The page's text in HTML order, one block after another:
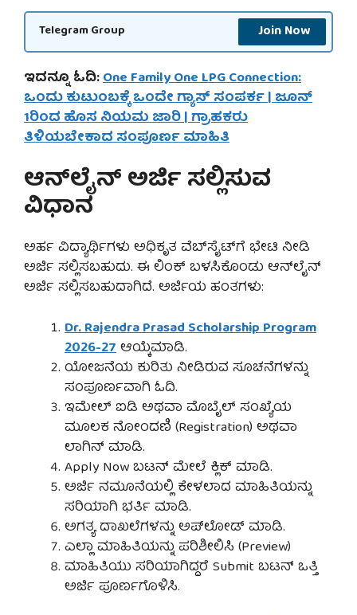
Telegram Group Join Now
ಇದನ್ನೂ ಓದಿ:One Family One LPG Connection:
ಒಂದು ಕುಟುಂಬಕ್ಕೆ ಒಂದೇ ಗ್ಯಾಸ್ ಸಂಪರ್ಕ | ಜೂನ್
1ರಿಂದ ಹೊಸ ನಿಯಮ ಜಾರಿ | ಗ್ರಾಹಕರು
ತಿಳಿಯಬೇಕಾದ ಸಂಪೂರ್ಣ ಮಾಹಿತಿ
ಆನ್‌ಲೈನ್ ಅರ್ಜಿ ಸಲ್ಲಿಸುವ
ವಿಧಾನ
ಅರ್ಹ ವಿದ್ಯಾರ್ಥಿಗಳು ಅಧಿಕೃತ ವೆಬ್‌ಸೈಟ್‌ಗೆ ಭೇಟಿ ನೀಡಿ
ಅರ್ಜಿ ಸಲ್ಲಿಸಬಹುದು. ಈ ಲಿಂಕ್ ಬಳಸಿಕೊಂಡು ಆನ್‌ಲೈನ್
ಅರ್ಜಿ ಸಲ್ಲಿಸಬಹುದಾಗಿದೆ. ಅರ್ಜಿಯ ಹಂತಗಳು:
Dr. Rajendra Prasad Scholarship Program
2026-27ಆಯ್ಕೆಮಾಡಿ.
ಯೋಜನೆಯ ಕುರಿತು ನೀಡಿರುವ ಸೂಚನೆಗಳನ್ನು
ಸಂಪೂರ್ಣವಾಗಿ ಓದಿ.
ಇಮೇಲ್ ಐಡಿ ಅಥವಾ ಮೊಬೈಲ್ ಸಂಖ್ಯೆಯ
ಮೂಲಕ ನೋಂದಣಿ (Registration) ಅಥವಾ
ಲಾಗಿನ್ ಮಾಡಿ.
Apply Now ಬಟನ್ ಮೇಲೆ ಕ್ಲಿಕ್ ಮಾಡಿ.
ಅರ್ಜಿ ನಮೂನೆಯಲ್ಲಿ ಕೇಳಲಾದ ಮಾಹಿತಿಯನ್ನು
ಸರಿಯಾಗಿ ಭರ್ತಿ ಮಾಡಿ.
ಅಗತ್ಯ ದಾಖಲೆಗಳನ್ನು ಅಪ್‌ಲೋಡ್ ಮಾಡಿ.
ಎಲ್ಲಾ ಮಾಹಿತಿಯನ್ನು ಪರಿಶೀಲಿಸಿ (Preview)
ಮಾಹಿತಿಯು ಸರಿಯಾಗಿದ್ದರೆ Submit ಬಟನ್ ಒತ್ತಿ
ಅರ್ಜಿ ಪೂರ್ಣಗೊಳಿಸಿ.